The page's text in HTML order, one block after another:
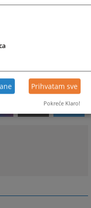
VSTV-a BiH
a BiH za 2023.
Prihvatam sve
Pokreće Klaro!